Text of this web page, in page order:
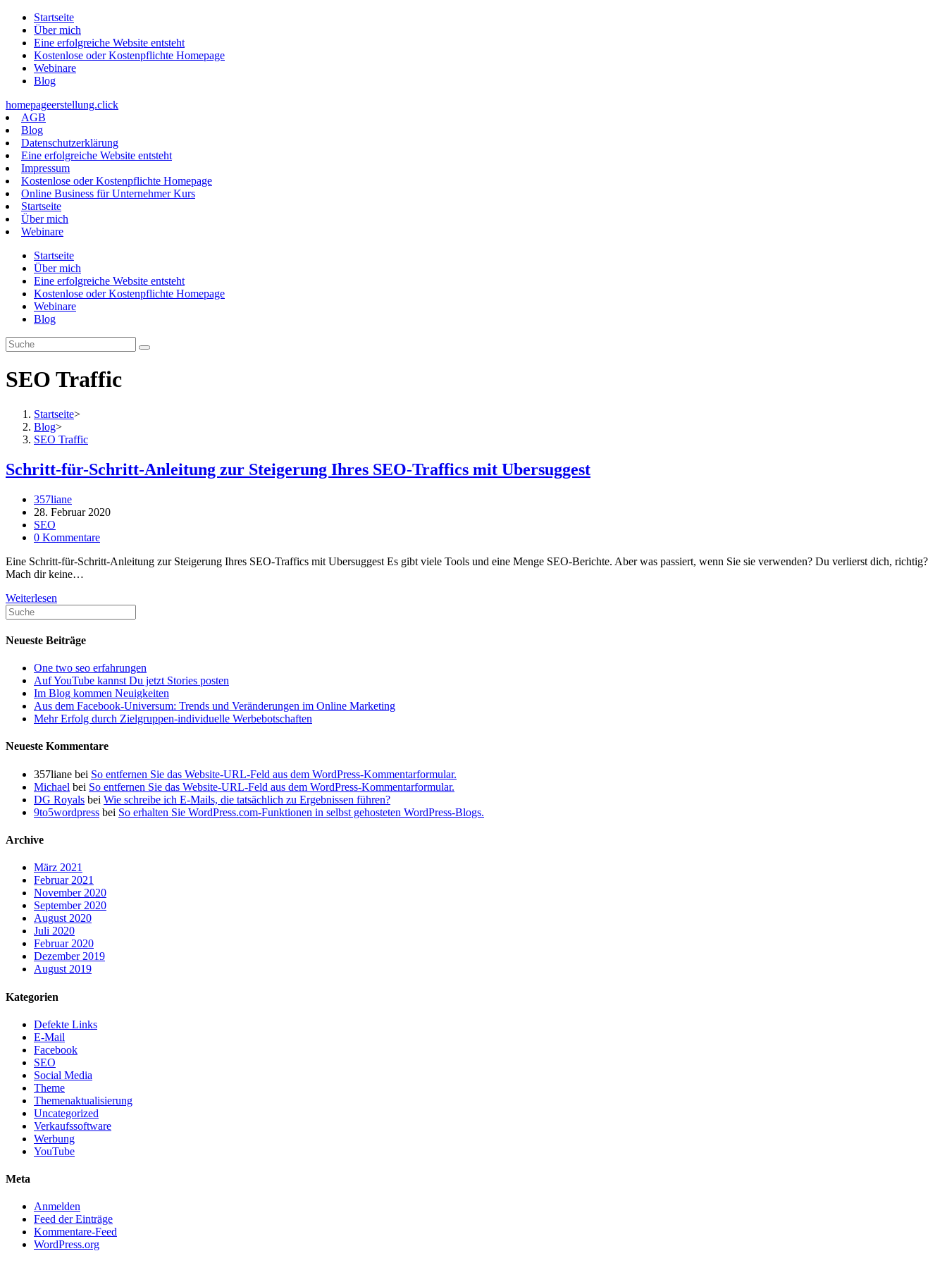
Zum
Inhalt
springen
Startseite
Über mich
Eine erfolgreiche Website entsteht
Kostenlose oder Kostenpflichte Homepage
Webinare
Blog
homepageerstellung.click
AGB
Blog
Datenschutzerklärung
Eine erfolgreiche Website entsteht
Impressum
Kostenlose oder Kostenpflichte Homepage
Online Business für Unternehmer Kurs
Startseite
Über mich
Webinare
Startseite
Über mich
Eine erfolgreiche Website entsteht
Kostenlose oder Kostenpflichte Homepage
Webinare
Blog
SEO Traffic
Startseite>
Blog>
SEO Traffic
Schritt-für-Schritt-Anleitung zur Steigerung Ihres SEO-Traffics mit Ubersuggest
Beitrags-
Autor:
357liane
Beitrag
veröffentlicht:
28. Februar 2020
Beitrags-
Kategorie:
SEO
Beitrags-
0 Kommentare
Eine Schritt-für-Schritt-Anleitung zur Steigerung Ihres SEO-Traffics mit Ubersuggest Es gibt viele Tools und eine Menge SEO-Berichte. Aber was passiert, wenn Sie sie verwenden? Du verlierst dich, richtig?
Mach dir keine…
Weiterlesen
Schritt-
Anleitung
zur
Ihres
SEO-
Traffics
mit
Ubersuggest
Neueste Beiträge
One two seo erfahrungen
Auf YouTube kannst Du jetzt Stories posten
Im Blog kommen Neuigkeiten
Aus dem Facebook-Universum: Trends und Veränderungen im Online Marketing
Mehr Erfolg durch Zielgruppen-individuelle Werbebotschaften
Neueste Kommentare
357liane bei So entfernen Sie das Website-URL-Feld aus dem WordPress-Kommentarformular.
Michael bei So entfernen Sie das Website-URL-Feld aus dem WordPress-Kommentarformular.
DG Royals bei Wie schreibe ich E-Mails, die tatsächlich zu Ergebnissen führen?
9to5wordpress bei So erhalten Sie WordPress.com-Funktionen in selbst gehosteten WordPress-Blogs.
Archive
März 2021
Februar 2021
November 2020
September 2020
August 2020
Juli 2020
Februar 2020
Dezember 2019
August 2019
Kategorien
Defekte Links
E-Mail
Facebook
SEO
Social Media
Theme
Themenaktualisierung
Uncategorized
Verkaufssoftware
Werbung
YouTube
Meta
Anmelden
Feed der Einträge
Kommentare-Feed
WordPress.org